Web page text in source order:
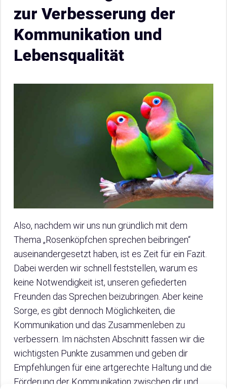
zur Verbesserung der
Kommunikation und
Lebensqualität
Also, nachdem wir uns nun gründlich mit dem
Thema „Rosenköpfchen sprechen beibringen“
auseinandergesetzt haben, ist es Zeit für ein Fazit.
Dabei werden wir schnell feststellen, warum es
keine Notwendigkeit ist, unseren gefiederten
Freunden das Sprechen beizubringen. Aber keine
Sorge, es gibt dennoch Möglichkeiten, die
Kommunikation und das Zusammenleben zu
verbessern. Im nächsten Abschnitt fassen wir die
wichtigsten Punkte zusammen und geben dir
Empfehlungen für eine artgerechte Haltung und die
Förderung der Kommunikation zwischen dir und